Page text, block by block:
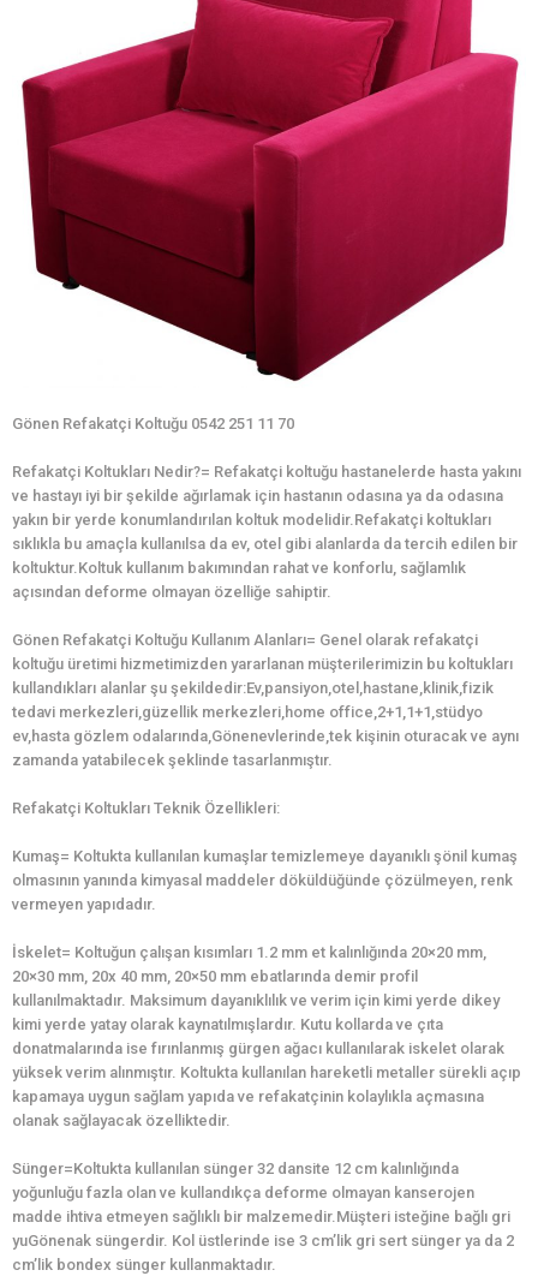
Gönen Refakatçi Koltuğu 0542 251 11 70
Refakatçi Koltukları Nedir?= Refakatçi koltuğu hastanelerde hasta yakını
ve hastayı iyi bir şekilde ağırlamak için hastanın odasına ya da odasına
yakın bir yerde konumlandırılan koltuk modelidir.Refakatçi koltukları
sıklıkla bu amaçla kullanılsa da ev, otel gibi alanlarda da tercih edilen bir
koltuktur.Koltuk kullanım bakımından rahat ve konforlu, sağlamlık
açısından deforme olmayan özelliğe sahiptir.
Gönen Refakatçi Koltuğu Kullanım Alanları= Genel olarak refakatçi
koltuğu üretimi hizmetimizden yararlanan müşterilerimizin bu koltukları
kullandıkları alanlar şu şekildedir:Ev,pansiyon,otel,hastane,klinik,fizik
tedavi merkezleri,güzellik merkezleri,home office,2+1,1+1,stüdyo
ev,hasta gözlem odalarında,Gönenevlerinde,tek kişinin oturacak ve aynı
zamanda yatabilecek şeklinde tasarlanmıştır.
Refakatçi Koltukları Teknik Özellikleri:
Kumaş= Koltukta kullanılan kumaşlar temizlemeye dayanıklı şönil kumaş
olmasının yanında kimyasal maddeler döküldüğünde çözülmeyen, renk
vermeyen yapıdadır.
İskelet= Koltuğun çalışan kısımları 1.2 mm et kalınlığında 20×20 mm,
20×30 mm, 20x 40 mm, 20×50 mm ebatlarında demir profil
kullanılmaktadır. Maksimum dayanıklılık ve verim için kimi yerde dikey
kimi yerde yatay olarak kaynatılmışlardır. Kutu kollarda ve çıta
donatmalarında ise fırınlanmış gürgen ağacı kullanılarak iskelet olarak
yüksek verim alınmıştır. Koltukta kullanılan hareketli metaller sürekli açıp
kapamaya uygun sağlam yapıda ve refakatçinin kolaylıkla açmasına
olanak sağlayacak özelliktedir.
Sünger=Koltukta kullanılan sünger 32 dansite 12 cm kalınlığında
yoğunluğu fazla olan ve kullandıkça deforme olmayan kanserojen
madde ihtiva etmeyen sağlıklı bir malzemedir.Müşteri isteğine bağlı gri
yuGönenak süngerdir. Kol üstlerinde ise 3 cm’lik gri sert sünger ya da 2
cm’lik bondex sünger kullanmaktadır.